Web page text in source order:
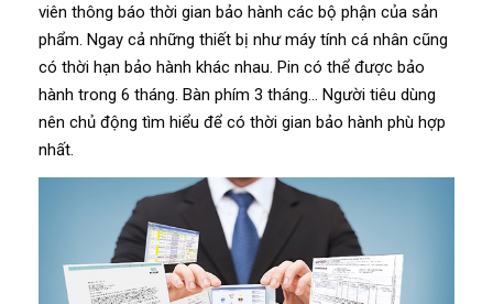
viên thông báo thời gian bảo hành các bộ phận của sản
phẩm. Ngay cả những thiết bị như máy tính cá nhân cũng
có thời hạn bảo hành khác nhau. Pin có thể được bảo
hành trong 6 tháng. Bàn phím 3 tháng… Người tiêu dùng
nên chủ động tìm hiểu để có thời gian bảo hành phù hợp
nhất.